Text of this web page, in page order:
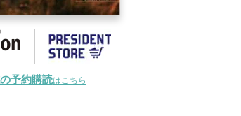
予約購読はこちら